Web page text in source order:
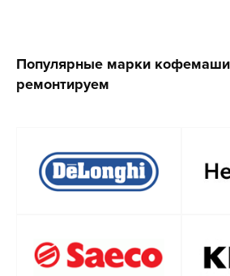
Популярные марки
ремонтируем